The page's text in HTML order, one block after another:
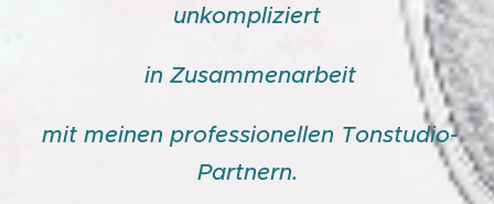
unkompliziert
in Zusammenarbeit
mit meinen professionellen Tonstudio-
Partnern.